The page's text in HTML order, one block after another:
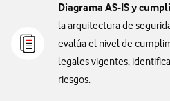
Diagrama AS-IS y
la arquitectura de
evalúa el nivel de
legales vigentes,
riesgos.